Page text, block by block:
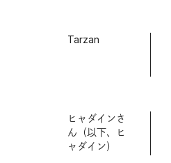
Tarzan
ヒャダインさ
ん（以下、ヒ
ャダイン）